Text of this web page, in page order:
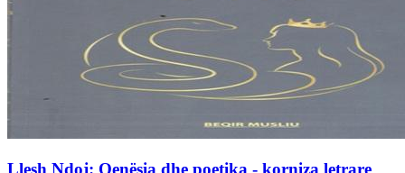
Llesh Ndoj: Qenësia dhe poetika - korniza letrare